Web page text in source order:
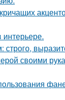
своими